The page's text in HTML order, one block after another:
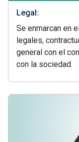
Legal:
Se enmarcan en
legales,
general con el
con la sociedad.